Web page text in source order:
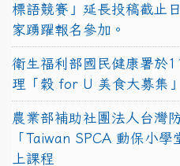
標語競賽」延長投稿截止
家踴躍報名參加。
衛生福利部國民健康署於
理「穀 for U 美食大募集
農業部補助社團法人台灣
「Taiwan SPCA 動保小
上課程